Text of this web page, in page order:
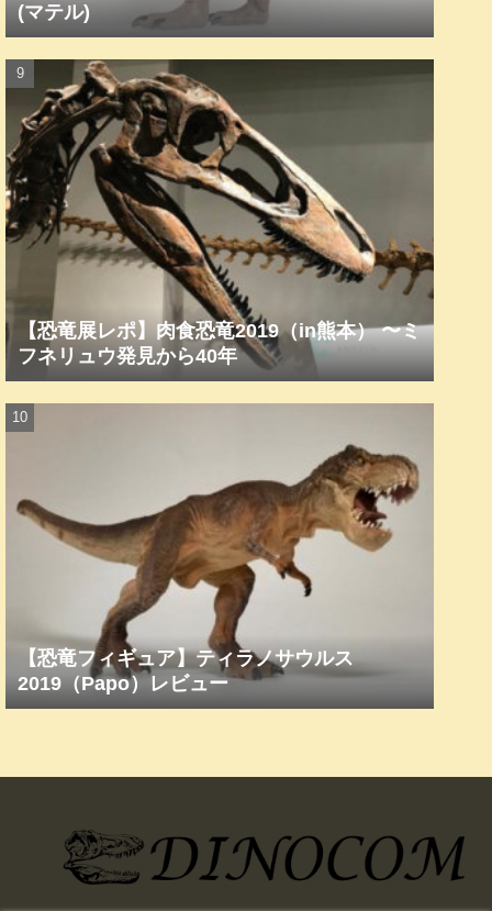
(マテル)
【恐竜展レポ】肉食恐竜2019（in熊本） 〜ミ
フネリュウ発見から40年
【恐竜フィギュア】ティラノサウルス
2019（Papo）レビュー